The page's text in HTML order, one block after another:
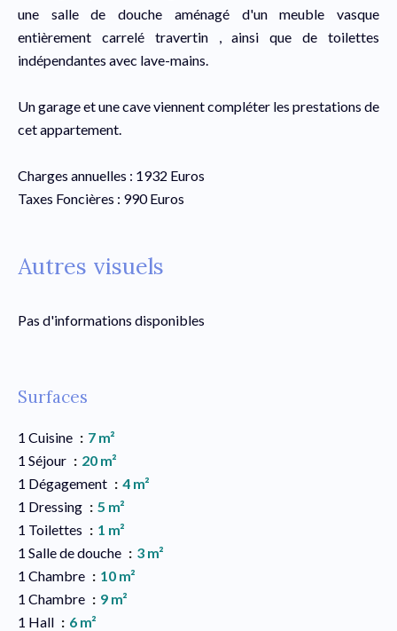
une salle de douche aménagé d'un meuble vasque
entièrement carrelé travertin , ainsi que de toilettes
indépendantes avec lave-mains.
Un garage et une cave viennent compléter les prestations de
cet appartement.
Charges annuelles : 1932 Euros
Taxes Foncières : 990 Euros
Autres visuels
Pas d'informations disponibles
Surfaces
1 Cuisine
7 m²
1 Séjour
20 m²
1 Dégagement
4 m²
1 Dressing
5 m²
1 Toilettes
1 m²
1 Salle de douche
3 m²
1 Chambre
10 m²
1 Chambre
9 m²
1 Hall
6 m²